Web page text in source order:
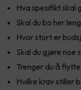
Hva spesifikt skal
Skal du bo her
Hvor stort er
Skal du gjøre noe
Trenger du å
Hvilke krav stiller